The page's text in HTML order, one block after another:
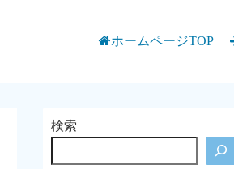
ホームページTOP
検索